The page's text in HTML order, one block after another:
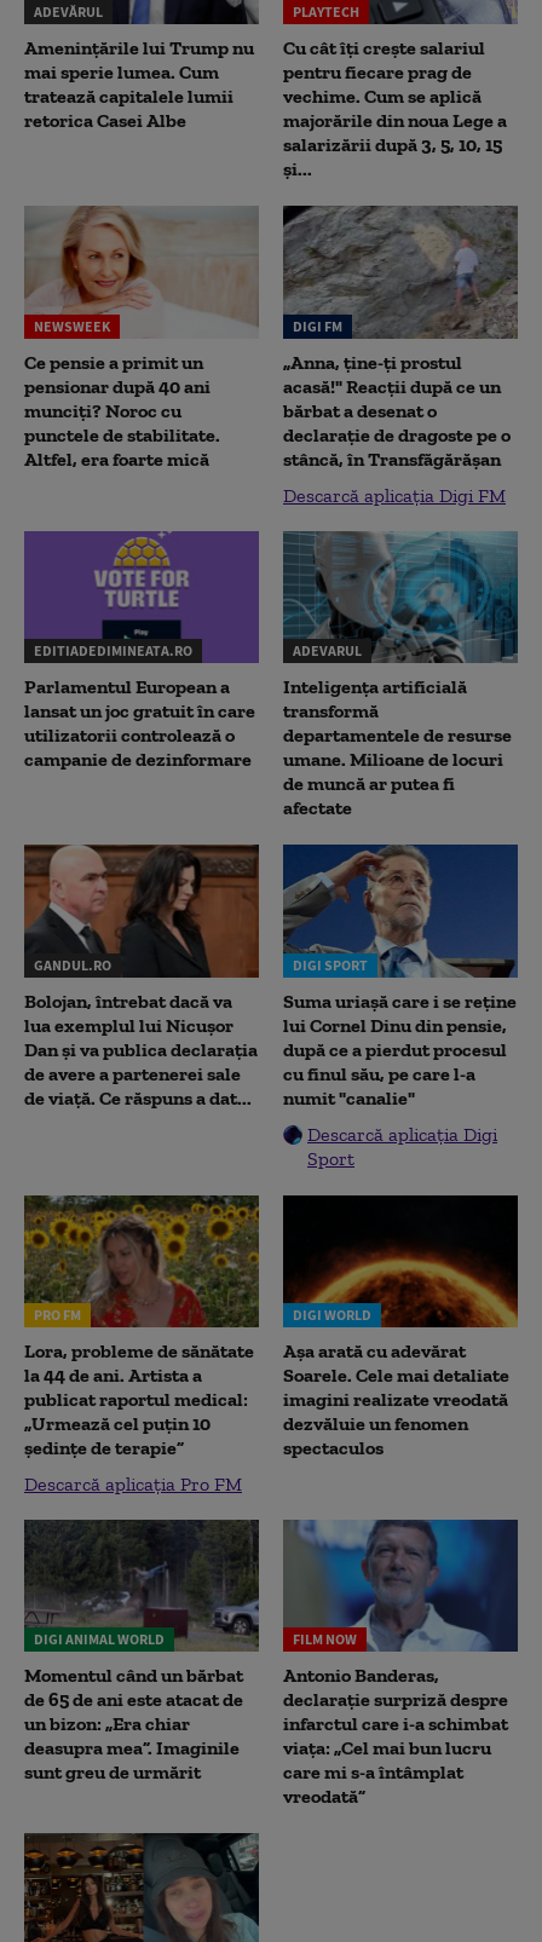
ADEVĂRUL
Amenințările lui Trump nu
mai sperie lumea. Cum
tratează capitalele lumii
retorica Casei Albe
PLAYTECH
Cu cât îți crește salariul
pentru fiecare prag de
vechime. Cum se aplică
majorările din noua Lege a
salarizării după 3, 5, 10, 15
și...
NEWSWEEK
Ce pensie a primit un
pensionar după 40 ani
munciți? Noroc cu
punctele de stabilitate.
Altfel, era foarte mică
DIGI FM
„Anna, ţine-ţi prostul
acasă!" Reacţii după ce un
bărbat a desenat o
declaraţie de dragoste pe o
stâncă, în Transfăgărăşan
Descarcă aplicația Digi FM
EDITIADEDIMINEATA.RO
Parlamentul European a
lansat un joc gratuit în care
utilizatorii controlează o
campanie de dezinformare
ADEVARUL
Inteligența artificială
transformă
departamentele de resurse
umane. Milioane de locuri
de muncă ar putea fi
afectate
GANDUL.RO
Bolojan, întrebat dacă va
lua exemplul lui Nicușor
Dan și va publica declarația
de avere a partenerei sale
de viață. Ce răspuns a dat...
DIGI SPORT
Suma uriașă care i se reține
lui Cornel Dinu din pensie,
după ce a pierdut procesul
cu finul său, pe care l-a
numit "canalie"
Descarcă aplicația Digi
Sport
PRO FM
Lora, probleme de sănătate
la 44 de ani. Artista a
publicat raportul medical:
„Urmează cel puțin 10
ședințe de terapie”
Descarcă aplicația Pro FM
DIGI WORLD
Așa arată cu adevărat
Soarele. Cele mai detaliate
imagini realizate vreodată
dezvăluie un fenomen
spectaculos
DIGI ANIMAL WORLD
Momentul când un bărbat
de 65 de ani este atacat de
un bizon: „Era chiar
deasupra mea”. Imaginile
sunt greu de urmărit
FILM NOW
Antonio Banderas,
declarație surpriză despre
infarctul care i-a schimbat
viața: „Cel mai bun lucru
care mi s-a întâmplat
vreodată”